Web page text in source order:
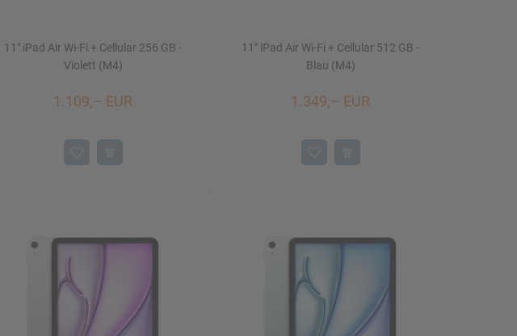
11" iPad Air Wi-Fi + Cellular 256 GB -
Violett (M4)
1.109,– EUR
11" iPad Air Wi-Fi + Cellular 512 GB -
Blau (M4)
1.349,– EUR